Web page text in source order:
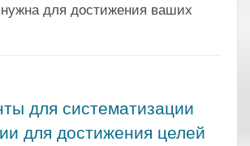
нужна для достижения ваших
для систематизации
для достижения целей